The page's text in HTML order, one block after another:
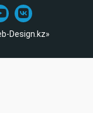
Design.kz»